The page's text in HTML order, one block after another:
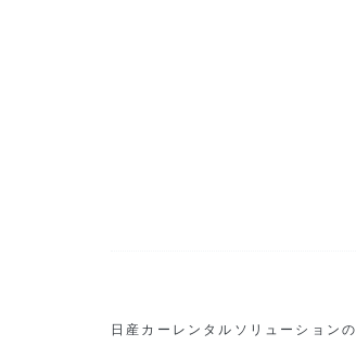
日産カーレンタルソリューションの